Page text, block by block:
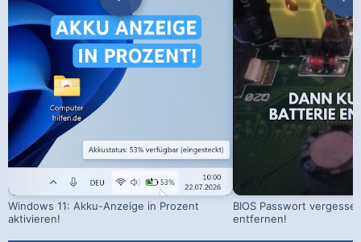
Windows 11: Akku-Anzeige in Prozent
aktivieren!
BIOS Passwort
entfernen!